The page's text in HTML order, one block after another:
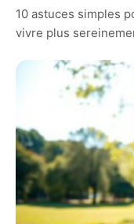
10 astuces simples
vivre plus